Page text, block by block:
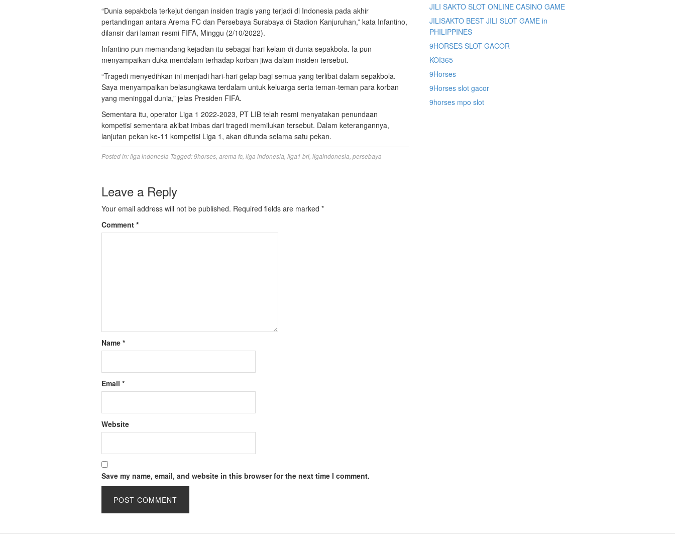
“Dunia sepakbola terkejut dengan insiden tragis yang terjadi di Indonesia pada akhir
pertandingan antara Arema FC dan Persebaya Surabaya di Stadion Kanjuruhan,” kata Infantino,
dilansir dari laman resmi FIFA, Minggu (2/10/2022).
Infantino pun memandang kejadian itu sebagai hari kelam di dunia sepakbola. Ia pun
menyampaikan duka mendalam terhadap korban jiwa dalam insiden tersebut.
“Tragedi menyedihkan ini menjadi hari-hari gelap bagi semua yang terlibat dalam sepakbola.
Saya menyampaikan belasungkawa terdalam untuk keluarga serta teman-teman para korban
yang meninggal dunia,” jelas Presiden FIFA.
Sementara itu, operator Liga 1 2022-2023, PT LIB telah resmi menyatakan penundaan
kompetisi sementara akibat imbas dari tragedi memilukan tersebut. Dalam keterangannya,
lanjutan pekan ke-11 kompetisi Liga 1, akan ditunda selama satu pekan.
Posted in:liga indonesia Tagged:9horses arema fc liga indonesia liga1 bri ligaindonesia persebaya
Leave a Reply
Your email address will not be published. Required fields are marked *
Comment *
Name *
Email *
Website
Save my name, email, and website in this browser for the next time I comment.
JILI SAKTO SLOT ONLINE CASINO GAME
JILISAKTO BEST JILI SLOT GAME in
PHILIPPINES
9HORSES SLOT GACOR
KOI365
9Horses
9Horses slot gacor
9horses mpo slot